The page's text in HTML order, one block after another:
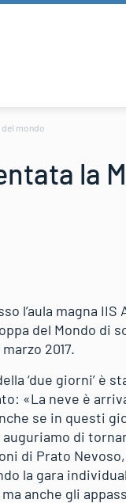
del mondo
la
l’aula magna
del Mondo di
2017.
‘due giorni’ è
«La neve è
se in questi
di
di Prato
la gara
anche gli